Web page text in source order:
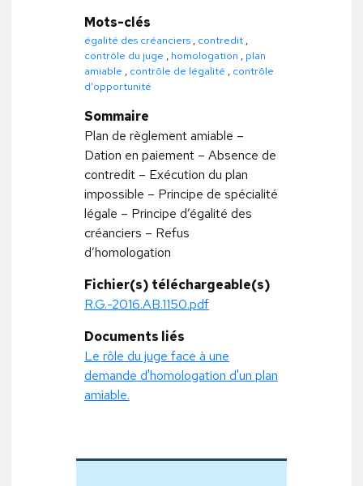
Mots-clés
égalité des créanciers , contredit ,
contrôle du juge , homologation , plan
amiable , contrôle de légalité , contrôle
d'opportunité
Sommaire
Plan de règlement amiable –
Dation en paiement – Absence de
contredit – Exécution du plan
impossible – Principe de spécialité
légale – Principe d’égalité des
créanciers – Refus
d’homologation
Fichier(s) téléchargeable(s)
R.G.-2016.AB.1150.pdf
Documents liés
Le rôle du juge face à une
demande d'homologation d'un plan
amiable.